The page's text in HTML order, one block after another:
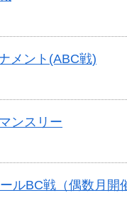
メント(ABC戦)
ンスリー
ルBC戦（偶数月開